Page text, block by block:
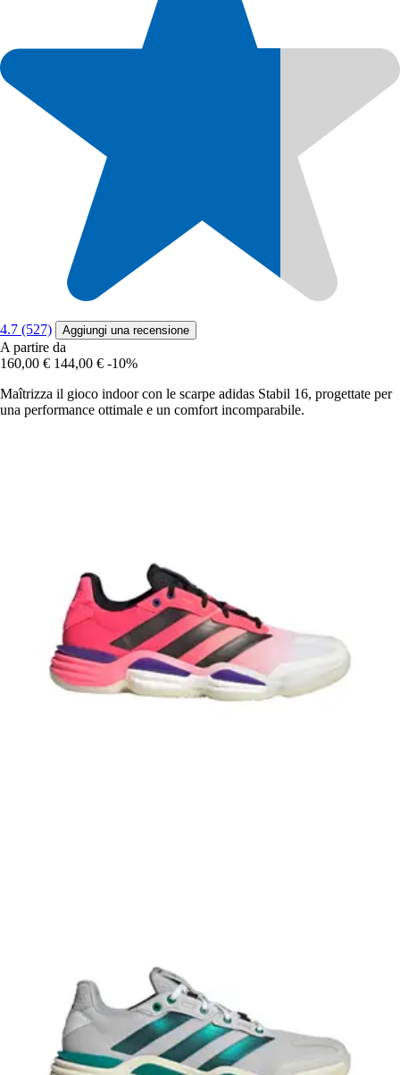
4.7 (527) Aggiungi una recensione
A partire da
160,00 € 144,00 € -10%
Maîtrizza il gioco indoor con le scarpe adidas Stabil 16, progettate per
una performance ottimale e un comfort incomparabile.